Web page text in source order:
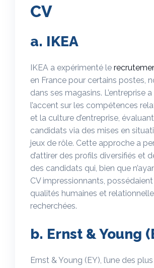
CV
a. IKEA
IKEA a expérimenté le
en France pour certains postes,
dans ses magasins. L’entreprise a
l’accent sur les compétences
et la culture d’entreprise,
candidats via des mises en
jeux de rôle. Cette approche a
d’attirer des profils diversifiés et
des candidats qui, bien que
CV impressionnants,
qualités humaines et
recherchées.
b. Ernst & Young
Ernst & Young (EY), l’une des